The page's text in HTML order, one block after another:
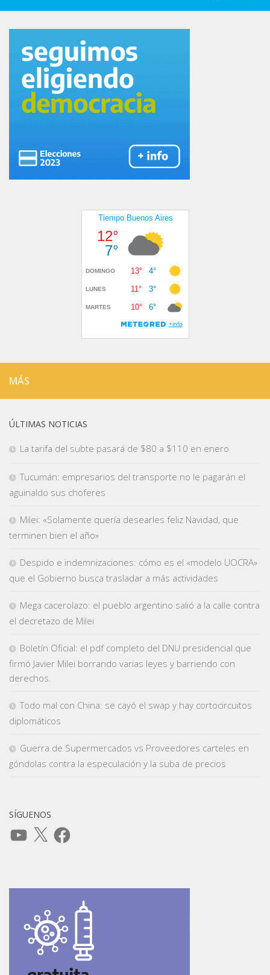
MÁS
ÚLTIMAS NOTICIAS
La tarifa del subte pasará de $80 a $110 en enero
Tucumán: empresarios del transporte no le pagarán el
aguinaldo sus choferes
Milei: «Solamente quería desearles feliz Navidad, que
terminen bien el año»
Despido e indemnizaciones: cómo es el «modelo UOCRA»
que el Gobierno busca trasladar a más actividades
Mega cacerolazo: el pueblo argentino salió a la calle contra
el decretazo de Milei
Boletín Oficial: el pdf completo del DNU presidencial que
firmó Javier Milei borrando varias leyes y barriendo con
derechos.
Todo mal con China: se cayó el swap y hay cortocircuitos
diplomáticos
Guerra de Supermercados vs Proveedores carteles en
góndolas contra la especulación y la suba de precios
SÍGUENOS
YouTube
X Facebook